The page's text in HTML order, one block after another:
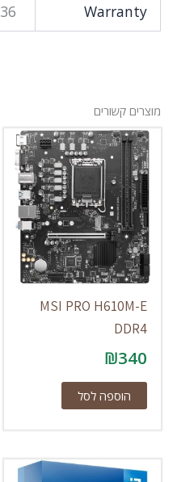
Warranty
36 months
מוצרים קשורים
MSI PRO H610M-E
DDR4
₪340
הוספה לסל